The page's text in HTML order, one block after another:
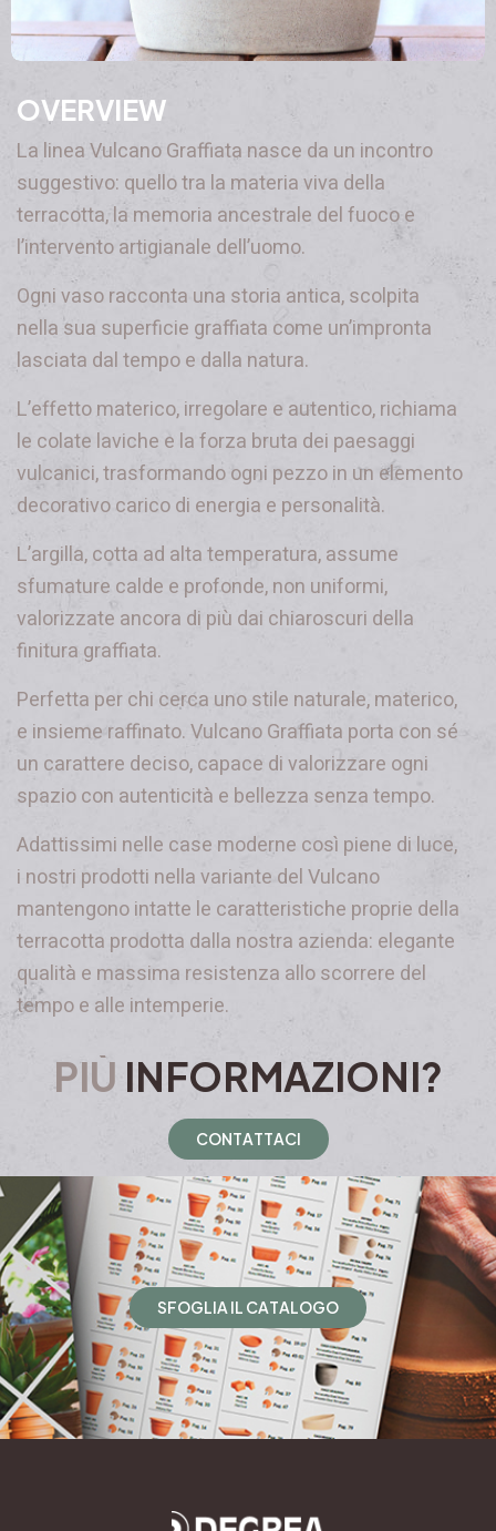
OVERVIEW
La linea Vulcano Graffiata nasce da un incontro
suggestivo: quello tra la materia viva della
terracotta, la memoria ancestrale del fuoco e
l’intervento artigianale dell’uomo.
Ogni vaso racconta una storia antica, scolpita
nella sua superficie graffiata come un’impronta
lasciata dal tempo e dalla natura.
L’effetto materico, irregolare e autentico, richiama
le colate laviche e la forza bruta dei paesaggi
vulcanici, trasformando ogni pezzo in un elemento
decorativo carico di energia e personalità.
L’argilla, cotta ad alta temperatura, assume
sfumature calde e profonde, non uniformi,
valorizzate ancora di più dai chiaroscuri della
finitura graffiata.
Perfetta per chi cerca uno stile naturale, materico,
e insieme raffinato. Vulcano Graffiata porta con sé
un carattere deciso, capace di valorizzare ogni
spazio con autenticità e bellezza senza tempo.
Adattissimi nelle case moderne così piene di luce,
i nostri prodotti nella variante del Vulcano
mantengono intatte le caratteristiche proprie della
terracotta prodotta dalla nostra azienda: elegante
qualità e massima resistenza allo scorrere del
tempo e alle intemperie.
PIÙ INFORMAZIONI?
CONTATTACI
SFOGLIA IL CATALOGO